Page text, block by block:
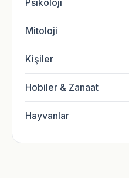
Mitoloji
Kişiler
Hobiler & Zanaat
Hayvanlar